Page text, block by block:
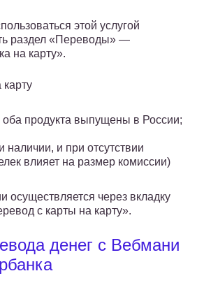
этой услугой
раздел «Переводы» —
на карту».
оба продукта выпущены в России;
наличии, и при отсутствии
влияет на размер комиссии)
осуществляется через вкладку
с карты на карту».
денег с Вебмани